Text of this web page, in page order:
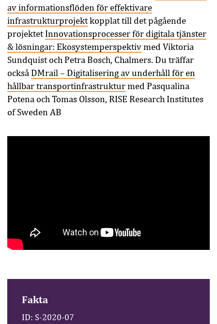
av informationsflöden för effektivare
infrastrukturprojektkopplat till det pågående
projektet Innovationsprocesser för digitala tjänster
& lösningar: Ekosystemperspektivmed Viktoria
Sundquist och Petra Bosch, Chalmers. Du träffar
också DMrail – Digitalisering av underhåll för en
hållbar transportinfrastrukturmed Pasqualina
Potena och Tomas Olsson, RISE Research Institutes
of Sweden AB
Fakta
ID: S-2020-07